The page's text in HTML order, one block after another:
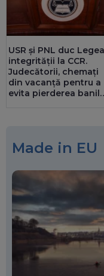
USR și PNL duc Legea
integrității la CCR.
Judecătorii, chemați
din vacanță pentru a
evita pierderea
Made in EU